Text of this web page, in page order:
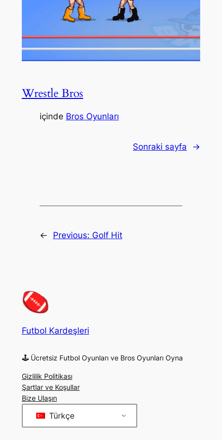
Wrestle Bros
içinde Bros Oyunları
Sonraki sayfa →
← Previous: Golf Hit
Futbol Kardeşleri
🕹 Ücretsiz Futbol Oyunları ve Bros Oyunları Oyna
Gizlilik Politikası
Şartlar ve Koşullar
Bize Ulaşın
Türkçe